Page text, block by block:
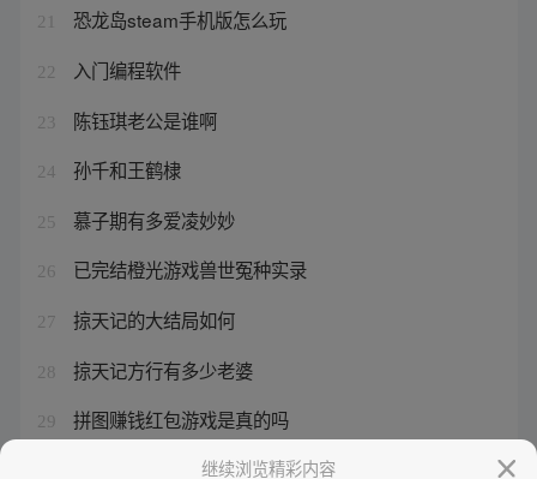
21 恐龙岛steam手机版怎么玩
22 入门编程软件
23 陈钰琪老公是谁啊
24 孙千和王鹤棣
25 慕子期有多爱凌妙妙
26 已完结橙光游戏兽世冤种实录
27 掠天记的大结局如何
28 掠天记方行有多少老婆
29 拼图赚钱红包游戏是真的吗
腌臜孑孓是成语吗继续浏览精彩内容